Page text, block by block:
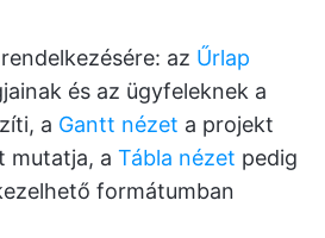
az Űrlap
és az ügyfeleknek a
a Gantt nézet a projekt
mutatja, a Tábla nézet pedig
formátumban